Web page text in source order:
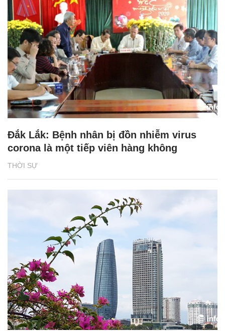
THỜI SỰ
Đắk Lắk: Bệnh nhân bị đồn nhiễm virus
corona là một tiếp viên hàng không